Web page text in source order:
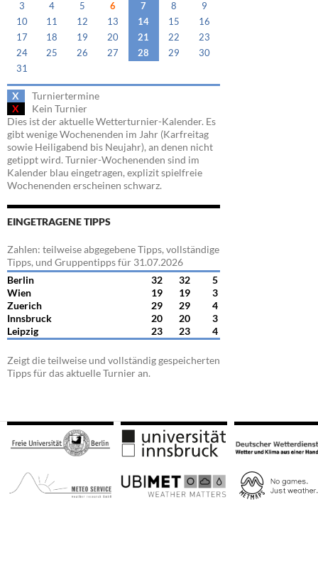
3
4 5 6 7 8
9
10
11 12 13 14 15
16
17
18 19 20 21 22
23
24
25 26 27 28 29
30
31
X
Turniertermine
X
Kein Turnier
Dies ist der aktuelle Wetterturnier-Kalender. Es
gibt wenige Wochenenden im Jahr (Karfreitag
sowie Heiligabend bis Neujahr), an denen nicht
getippt wird. Turnier-Wochenenden sind im
Kalender blau eingetragen, explizit spielfreie
Wochenenden erscheinen schwarz.
EINGETRAGENE TIPPS
Zahlen: teilweise abgegebene Tipps, vollständige
Tipps, und Gruppentipps für 31.07.2026
Berlin
32 32
5
Wien
19 19
3
Zuerich
29 29
4
Innsbruck
20 20
3
Leipzig
23 23 4
Zeigt die teilweise und vollständig gespeicherten
Tipps für das aktuelle Turnier an.